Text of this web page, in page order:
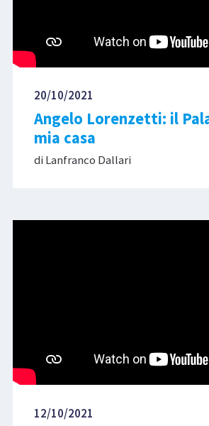
20/10/2021
Angelo Lorenzetti: il
mia casa
di Lanfranco Dallari
12/10/2021